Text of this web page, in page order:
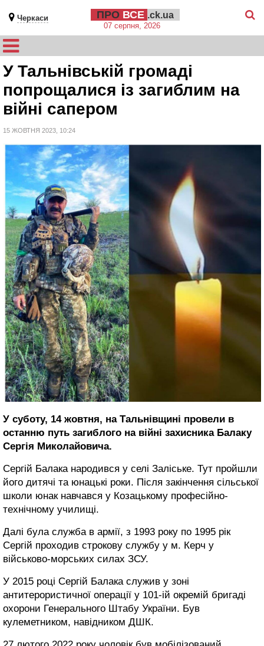
Черкаси ПРО ВСЕ .ck.ua
07 серпня, 2026
У Тальнівській громаді
попрощалися із загиблим на
війні сапером
15 ЖОВТНЯ 2023, 10:24
У суботу, 14 жовтня, на Тальнівщині провели в
останню путь загиблого на війні захисника Балаку
Сергія Миколайовича.
Сергій Балака народився у селі Заліське. Тут пройшли
його дитячі та юнацькі роки. Після закінчення сільської
школи юнак навчався у Козацькому професійно-
технічному училищі.
Далі була служба в армії, з 1993 року по 1995 рік
Сергій проходив строкову службу у м. Керч у
військово-морських силах ЗСУ.
У 2015 році Сергій Балака служив у зоні
антитерористичної операції у 101-ій окремій бригаді
охорони Генерального Штабу України. Був
кулеметником, навідником ДШК.